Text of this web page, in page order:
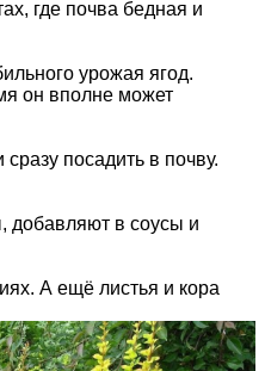
где почва бедная и
урожая ягод.
он вполне может
посадить в почву.
добавляют в соусы и
А ещё листья и кора